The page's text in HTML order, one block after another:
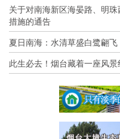
关于对南海新区海晏路、明
措施的通告
夏日南海：水清草盛白鹭翩飞
此生必去！烟台藏着一座风